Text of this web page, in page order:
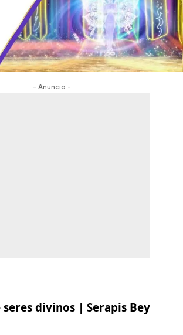
- Anuncio -
divinos | Serapis Bey